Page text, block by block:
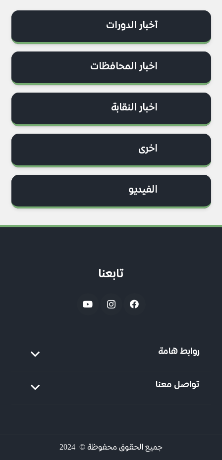
أخبار الدورات
اخبار المحافظات
اخبار النقابة
اخرى
الفيديو
تابعنا
روابط هامة
تواصل معنا
جميع الحقوق محفوظة © 2024